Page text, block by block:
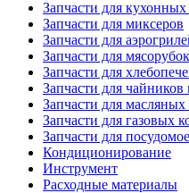
Запчасти для
Запчасти для миксеров
Запчасти для
Запчасти для мясорубок
Запчасти для
Запчасти для чайников
Запчасти для масляных
Запчасти для газовых
Запчасти для
Кондиционирование
Инструмент
Расходные материалы